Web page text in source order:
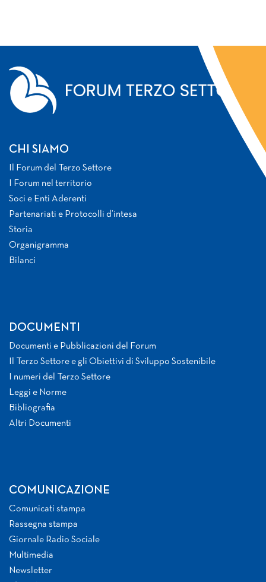
CHI SIAMO
Il Forum del Terzo Settore
I Forum nel territorio
Soci e Enti Aderenti
Partenariati e Protocolli d’intesa
Storia
Organigramma
Bilanci
DOCUMENTI
Documenti e Pubblicazioni del Forum
Il Terzo Settore e gli Obiettivi di Sviluppo Sostenibile
I numeri del Terzo Settore
Leggi e Norme
Bibliografia
Altri Documenti
COMUNICAZIONE
Comunicati stampa
Rassegna stampa
Giornale Radio Sociale
Multimedia
Newsletter